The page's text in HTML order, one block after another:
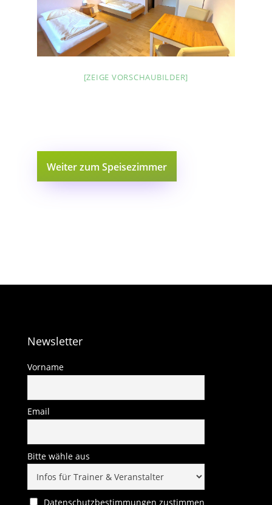
[ZEIGE VORSCHAUBILDER]
Weiter zum Speisezimmer
Newsletter
Vorname
Email
Bitte wähle aus
Datenschutzbestimmungen zustimmen